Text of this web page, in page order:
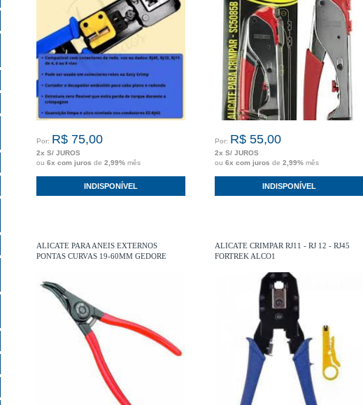
Por: R$ 75,00
2x S/ JUROS
ou 6x com juros de 2,99% mês
INDISPONÍVEL
Por: R$ 55,00
2x S/ JUROS
ou 6x com juros de 2,99% mês
INDISPONÍVEL
ALICATE PARA ANEIS EXTERNOS
PONTAS CURVAS 19-60MM GEDORE
ALICATE CRIMPAR RJ11 - RJ 12 - RJ45
FORTREK ALCO1